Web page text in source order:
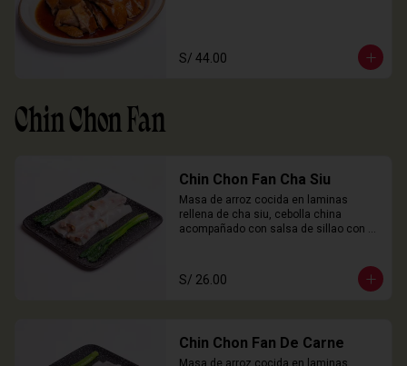
S/ 44.00
Chin Chon Fan
Chin Chon Fan Cha Siu
Masa de arroz cocida en laminas
rellena de cha siu, cebolla china
acompañado con salsa de sillao con
S/ 26.00
Chin Chon Fan De Carne
Masa de arroz cocida en laminas